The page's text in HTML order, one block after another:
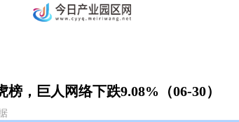
，巨人网络下跌9.08%（06-30）